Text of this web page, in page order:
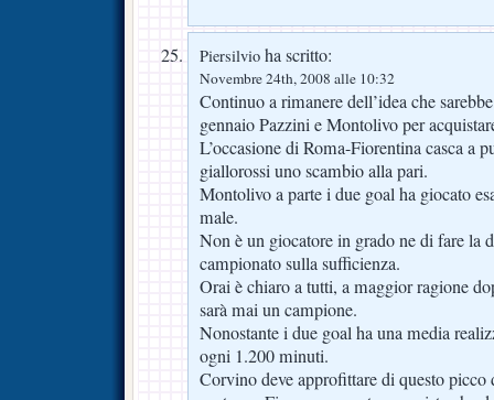
Piersilvio ha scritto:
Novembre 24th, 2008 alle 10:32
Continuo a rimanere dell’idea che
gennaio Pazzini e Montolivo per
L’occasione di Roma-Fiorentina casca a
giallorossi uno scambio alla pari.
Montolivo a parte i due goal ha giocato
male.
Non è un giocatore in grado ne di fare la
campionato sulla sufficienza.
Orai è chiaro a tutti, a maggior ragione
sarà mai un campione.
Nonostante i due goal ha una media
ogni 1.200 minuti.
Corvino deve approfittare di questo